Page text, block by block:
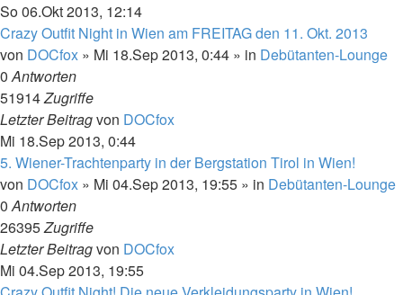
So 06.Okt 2013, 12:14
Crazy Outfit Night in Wien am FREITAG den 11. Okt. 2013
von DOCfox » Mi 18.Sep 2013, 0:44 » in Debütanten-Lounge
0Antworten
51914Zugriffe
Letzter Beitragvon DOCfox
Mi 18.Sep 2013, 0:44
5. Wiener-Trachtenparty in der Bergstation Tirol in Wien!
von DOCfox » Mi 04.Sep 2013, 19:55 » in Debütanten-Lounge
0Antworten
26395Zugriffe
Letzter Beitragvon DOCfox
Mi 04.Sep 2013, 19:55